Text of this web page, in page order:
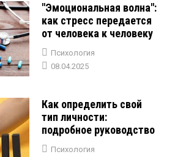
"Эмоциональная волна":
как стресс передается
от человека к человеку
Психология
08.04.2025
Как определить свой
тип личности:
подробное руководство
Психология